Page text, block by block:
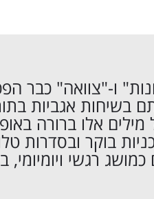
" ו-"צוואה" כבר
בשיחות אגביות
אלו ברורה
בוקר ובסדרות
רגשי